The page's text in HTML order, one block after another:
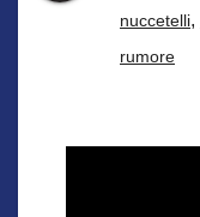
nuccetelli,
rumore